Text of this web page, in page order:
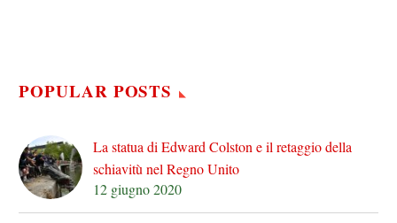
POPULAR POSTS
La statua di Edward Colston e il retaggio della
schiavitù nel Regno Unito
12 giugno 2020